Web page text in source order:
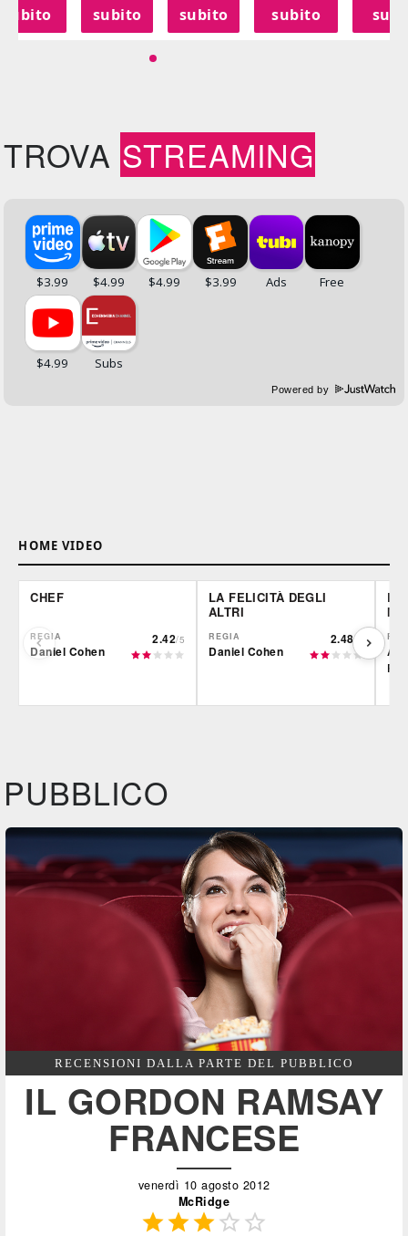
subito
subito
subito
subito
TROVA STREAMING
Powered by
HOME VIDEO
CHEF
REGIA
Daniel Cohen
2.42/5
LA FELICITÀ DEGLI
ALTRI
REGIA
Daniel Cohen
2.48/5
LE
PUBBLICO
RECENSIONI DALLA PARTE DEL PUBBLICO
IL GORDON RAMSAY
FRANCESE
venerdì 10 agosto 2012
McRidge
 